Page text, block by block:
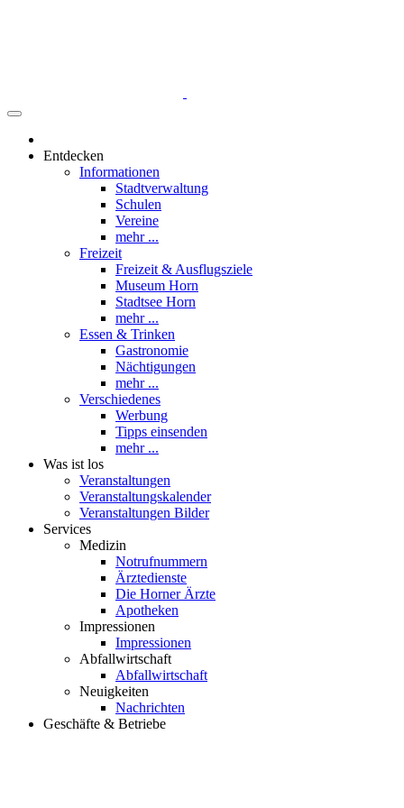
Entdecken
Informationen
Stadtverwaltung
Schulen
Vereine
mehr ...
Freizeit
Freizeit & Ausflugsziele
Museum Horn
Stadtsee Horn
mehr ...
Essen & Trinken
Gastronomie
Nächtigungen
mehr ...
Verschiedenes
Werbung
Tipps einsenden
mehr ...
Was ist los
Veranstaltungen
Veranstaltungskalender
Veranstaltungen Bilder
Services
Medizin
Notrufnummern
Ärztedienste
Die Horner Ärzte
Apotheken
Impressionen
Impressionen
Abfallwirtschaft
Abfallwirtschaft
Neuigkeiten
Nachrichten
Geschäfte & Betriebe